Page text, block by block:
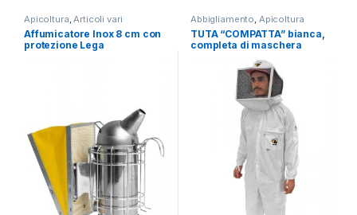
Apicoltura Articoli vari
Apicoltura
Affumicatore Inox 8 cm con
protezione Lega
Abbigliamento Apicoltura
TUTA “COMPATTA” bianca,
completa di maschera